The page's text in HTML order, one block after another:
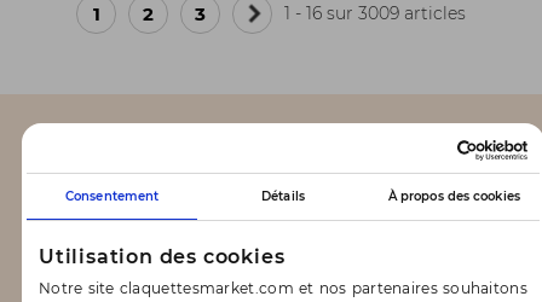
Consentement Détails À propos des cookies
Utilisation des cookies
Notre site claquettesmarket.com et nos partenaires souhaitons
1 2 3
Page
1 - 16 sur 3009 articles
CLAQUETTES MARKET
Blog